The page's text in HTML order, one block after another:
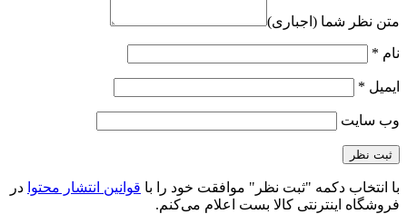
متن نظر شما (اجباری)
نام *
ایمیل *
وب‌ سایت
با انتخاب دکمه "ثبت نظر" موافقت خود را با قوانین انتشار محتوا در
فروشگاه اینترنتی کالا بست اعلام می‌کنم.